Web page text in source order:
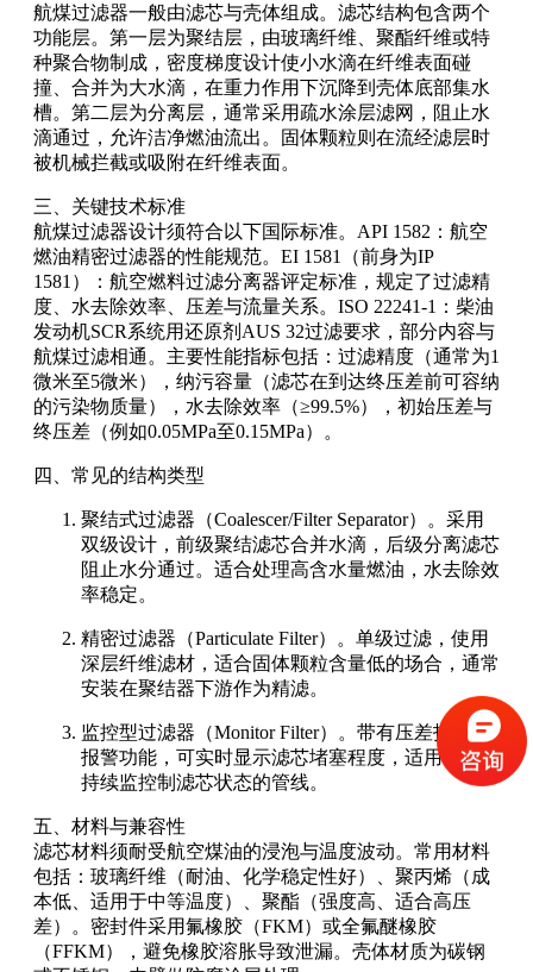
航煤过滤器一般由滤芯与壳体组成。滤芯结构包含两个
功能层。第一层为聚结层，由玻璃纤维、聚酯纤维或特
种聚合物制成，密度梯度设计使小水滴在纤维表面碰
撞、合并为大水滴，在重力作用下沉降到壳体底部集水
槽。第二层为分离层，通常采用疏水涂层滤网，阻止水
滴通过，允许洁净燃油流出。固体颗粒则在流经滤层时
被机械拦截或吸附在纤维表面。
三、关键技术标准
航煤过滤器设计须符合以下国际标准。API 1582：航空
燃油精密过滤器的性能规范。EI 1581（前身为IP
1581）：航空燃料过滤分离器评定标准，规定了过滤精
度、水去除效率、压差与流量关系。ISO 22241-1：柴油
发动机SCR系统用还原剂AUS 32过滤要求，部分内容与
航煤过滤相通。主要性能指标包括：过滤精度（通常为1
微米至5微米），纳污容量（滤芯在到达终压差前可容纳
的污染物质量），水去除效率（≥99.5%），初始压差与
终压差（例如0.05MPa至0.15MPa）。
四、常见的结构类型
聚结式过滤器（Coalescer/Filter Separator）。采用
双级设计，前级聚结滤芯合并水滴，后级分离滤芯
阻止水分通过。适合处理高含水量燃油，水去除效
率稳定。
精密过滤器（Particulate Filter）。单级过滤，使用
深层纤维滤材，适合固体颗粒含量低的场合，通常
安装在聚结器下游作为精滤。
监控型过滤器（Monitor Filter）。带有压差指示或
报警功能，可实时显示滤芯堵塞程度，适用于需要
持续监控制滤芯状态的管线。
五、材料与兼容性
滤芯材料须耐受航空煤油的浸泡与温度波动。常用材料
包括：玻璃纤维（耐油、化学稳定性好）、聚丙烯（成
本低、适用于中等温度）、聚酯（强度高、适合高压
差）。密封件采用氟橡胶（FKM）或全氟醚橡胶
（FFKM），避免橡胶溶胀导致泄漏。壳体材质为碳钢